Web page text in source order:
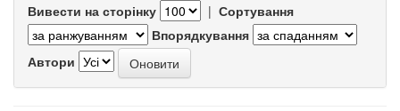
Вивести на сторінку | Сортування
Впорядкування
Автори